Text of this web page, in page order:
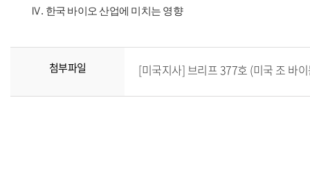
Ⅳ. 한국 바이오 산업에 미치는 영향
첨부파일 [미국지사] 브리프 377호 (미국 조 바